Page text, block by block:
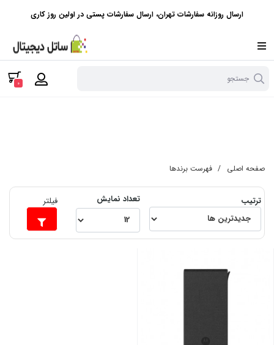
ارسال روزانه سفارشات تهران، ارسال سفارشات پستی در اولین روز کاری
جستجو 0
صفحه اصلی / فهرست برندها
ترتیب تعداد نمایش فیلتر